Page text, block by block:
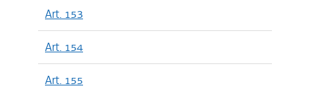
Art. 153
Art. 154
Art. 155